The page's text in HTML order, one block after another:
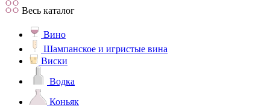
Весь каталог
Вино
Шампанское и игристые вина
Виски
Водка
Коньяк